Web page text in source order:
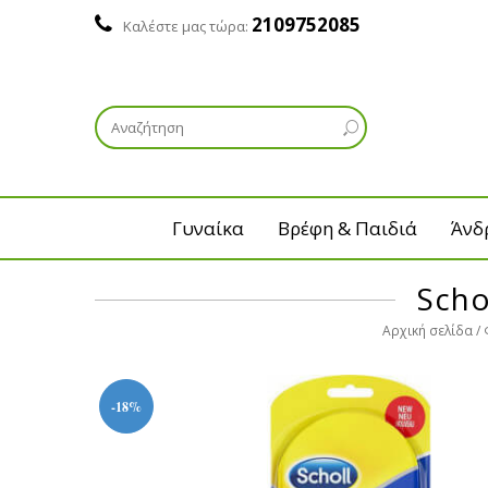
Καλέστε μας τώρα: 2109752085
Γυναίκα Βρέφη & Παιδιά
Αρχική σελίδα
-18%